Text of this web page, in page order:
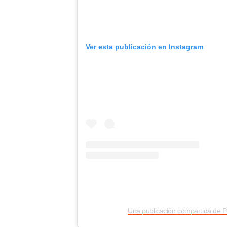
Ver esta publicación en Instagram
Una publicación compartida de